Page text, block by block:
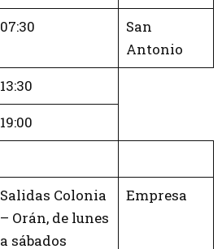
07:30
San
Antonio
13:30
19:00
Salidas Colonia
– Orán, de lunes
a sábados
Empresa